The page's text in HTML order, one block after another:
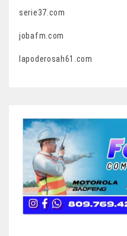
serie37.com
jobafm.com
lapoderosah61.com